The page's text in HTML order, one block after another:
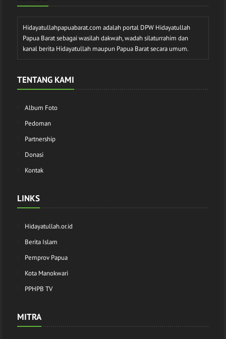
Hidayatullahpapuabarat.com adalah portal DPW Hidayatullah
Papua Barat sebagai wasilah dakwah, wadah silaturrahim dan
kanal berita Hidayatullah maupun Papua Barat secara umum.
TENTANG KAMI
Album Foto
Pedoman
Partnership
Donasi
Kontak
LINKS
Hidayatullah.or.id
Berita Islam
Pemprov Papua
Kota Manokwari
PPHPB TV
MITRA